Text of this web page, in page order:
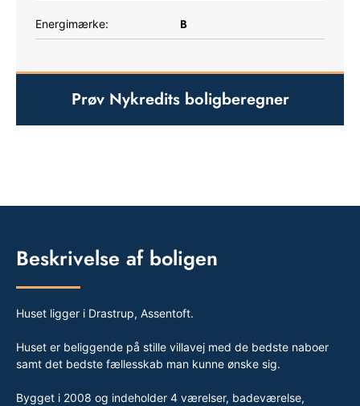
Energimærke: B
Prøv Nykredits boligberegner
Beskrivelse af boligen
Huset ligger i Drastrup, Assentoft.
Huset er beliggende på stille villavej med de bedste naboer
samt det bedste fællesskab man kunne ønske sig.
Bygget i 2008 og indeholder 4 værelser, badeværelse,